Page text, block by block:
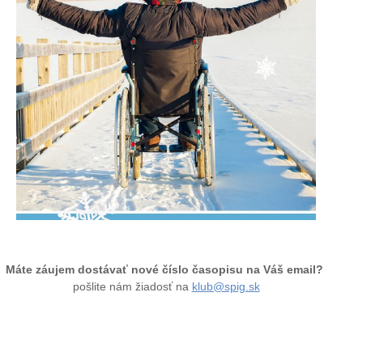
Máte záujem dostávať nové číslo časopisu na Váš email?
pošlite nám žiadosť na klub@spig.sk